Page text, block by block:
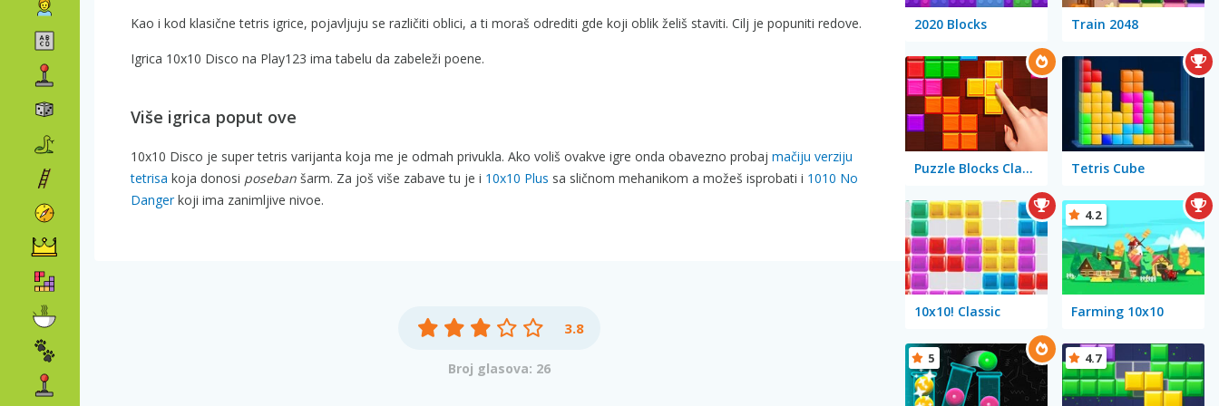
Kao i kod klasične tetris igrice, pojavljuju se različiti oblici, a ti moraš odrediti gde koji oblik želiš staviti. Cilj je popuniti redove.
Igrica 10x10 Disco na Play123 ima tabelu da zabeleži poene.
Više igrica poput ove
10x10 Disco je super tetris varijanta koja me je odmah privukla. Ako voliš ovakve igre onda obavezno probaj mačiju verziju
tetrisa koja donosi poseban šarm. Za još više zabave tu je i 10x10 Plus sa sličnom mehanikom a možeš isprobati i 1010 No
Dangerkoji ima zanimljive nivoe.
3.8
Broj glasova: 26
2020 Blocks Train 2048
Puzzle Blocks Classic Tetris Cube
10x10! Classic Farming 10x10
4.2
5 4.7